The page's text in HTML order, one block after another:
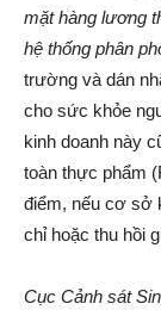
mặt hàng lương
hệ thống phân
trường và dán
cho sức khỏe
kinh doanh này
toàn thực phẩm
điểm, nếu cơ sở
chỉ hoặc thu hồi
Cục Cảnh sát